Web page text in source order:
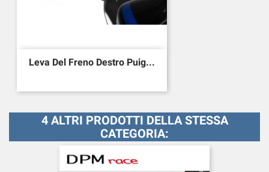
Leva Del Freno Destro Puig...
4 ALTRI PRODOTTI DELLA STESSA
CATEGORIA: